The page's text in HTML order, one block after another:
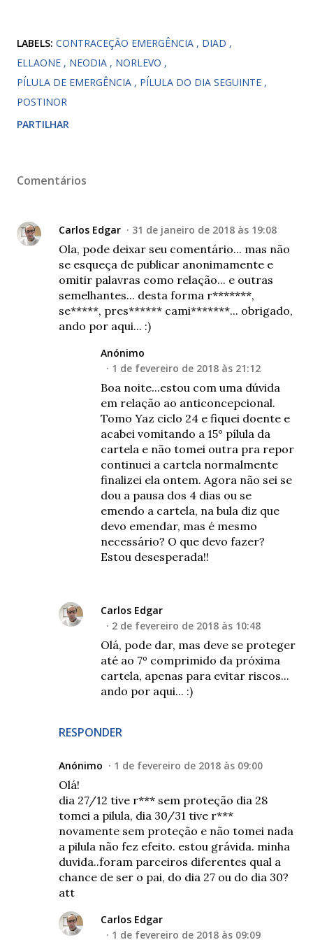
LABELS: CONTRACEÇÃO EMERGÊNCIA
DIAD
ELLAONE
NEODIA
NORLEVO
PÍLULA DE EMERGÊNCIA
PÍLULA DO DIA SEGUINTE
POSTINOR
PARTILHAR
Comentários
Carlos Edgar 31 de janeiro de 2018 às 19:08
Ola, pode deixar seu comentário... mas não
se esqueça de publicar anonimamente e
omitir palavras como relação... e outras
semelhantes... desta forma r*******,
se*****, pres****** cami*******... obrigado,
ando por aqui... :)
RESPONDER
Anónimo
1 de fevereiro de 2018 às 21:12
Boa noite...estou com uma dúvida
em relação ao anticoncepcional.
Tomo Yaz ciclo 24 e fiquei doente e
acabei vomitando a 15° pílula da
cartela e não tomei outra pra repor
continuei a cartela normalmente
finalizei ela ontem. Agora não sei se
dou a pausa dos 4 dias ou se
emendo a cartela, na bula diz que
devo emendar, mas é mesmo
necessário? O que devo fazer?
Estou desesperada!!
Carlos Edgar
2 de fevereiro de 2018 às 10:48
Olá, pode dar, mas deve se proteger
até ao 7º comprimido da próxima
cartela, apenas para evitar riscos...
ando por aqui... :)
Anónimo 1 de fevereiro de 2018 às 09:00
Olá!
dia 27/12 tive r*** sem proteção dia 28
tomei a pilula, dia 30/31 tive r***
novamente sem proteção e não tomei nada
a pilula não fez efeito. estou grávida. minha
duvida..foram parceiros diferentes qual a
chance de ser o pai, do dia 27 ou do dia 30?
att
Carlos Edgar
1 de fevereiro de 2018 às 09:09